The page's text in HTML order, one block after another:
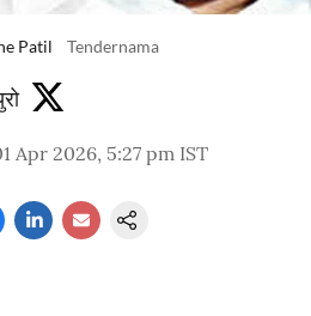
Patil Tendernama
Apr 2026, 5:27 pm IST